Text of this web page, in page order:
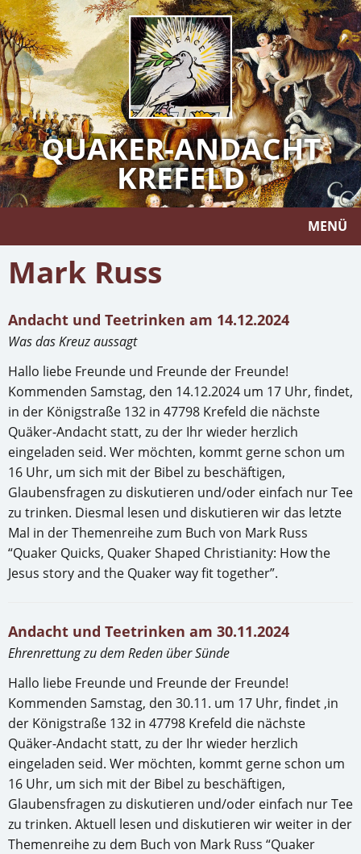
QUAKER-ANDACHT
KREFELD
MENÜ
Mark Russ
Andacht und Teetrinken am 14.12.2024
Was das Kreuz aussagt
Hallo liebe Freunde und Freunde der Freunde!
Kommenden Samstag, den 14.12.2024 um 17 Uhr, findet,
in der Königstraße 132 in 47798 Krefeld die nächste
Quäker-Andacht statt, zu der Ihr wieder herzlich
eingeladen seid. Wer möchten, kommt gerne schon um
16 Uhr, um sich mit der Bibel zu beschäftigen,
Glaubensfragen zu diskutieren und/oder einfach nur Tee
zu trinken. Diesmal lesen und diskutieren wir das letzte
Mal in der Themenreihe zum Buch von Mark Russ
“Quaker Quicks, Quaker Shaped Christianity: How the
Jesus story and the Quaker way fit together”.
Andacht und Teetrinken am 30.11.2024
Ehrenrettung zu dem Reden über Sünde
Hallo liebe Freunde und Freunde der Freunde!
Kommenden Samstag, den 30.11. um 17 Uhr, findet ,in
der Königstraße 132 in 47798 Krefeld die nächste
Quäker-Andacht statt, zu der Ihr wieder herzlich
eingeladen seid. Wer möchten, kommt gerne schon um
16 Uhr, um sich mit der Bibel zu beschäftigen,
Glaubensfragen zu diskutieren und/oder einfach nur Tee
zu trinken. Aktuell lesen und diskutieren wir weiter in der
Themenreihe zu dem Buch von Mark Russ “Quaker